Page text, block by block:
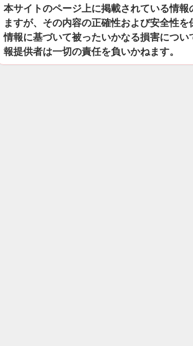
本サイトのページ上に掲載されている情
ますが、その内容の正確性および安全性
情報に基づいて被ったいかなる損害につ
報提供者は一切の責任を負いかねます。